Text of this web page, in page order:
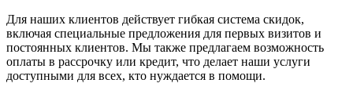
Для наших клиентов действует гибкая система скидок,
включая специальные предложения для первых визитов и
постоянных клиентов. Мы также предлагаем возможность
оплаты в рассрочку или кредит, что делает наши услуги
доступными для всех, кто нуждается в помощи.